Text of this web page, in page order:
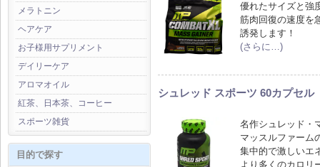
メラトニン
ヘアケア
お子様用サプリメント
デイリーケア
アロマオイル
紅茶、日本茶、コーヒー
スポーツ雑貨
目的で探す
優れたサイズと強
筋肉回復の速度を
誘発します！
(さらに…)
シュレッド スポーツ 60カプセル
名作シュレッド・
マッスルファーム
集中的で激しいエ
より多くのカロリ